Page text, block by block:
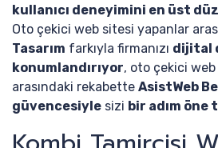
kullanıcı deneyimini en üst
Oto çekici web sitesi yapanlar
Tasarım farkıyla firmanızı dijital
konumlandırıyor, oto çekici
arasındaki rekabette AsistWeb
güvencesiyle sizi bir adım öne